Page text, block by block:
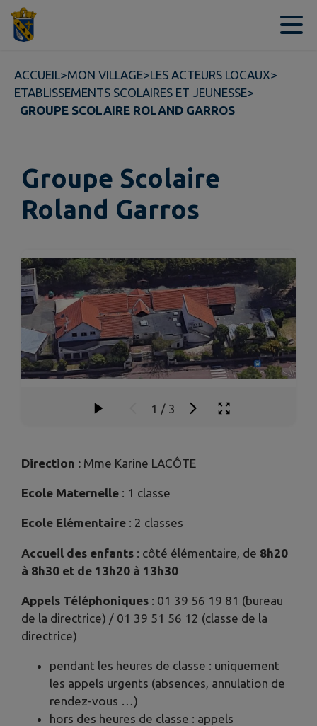
Contenu
ACCUEIL>MON VILLAGE>LES ACTEURS LOCAUX>
ETABLISSEMENTS SCOLAIRES ET JEUNESSE>
GROUPE SCOLAIRE ROLAND GARROS
Groupe Scolaire
Roland Garros
1 / 3
Direction : Mme Karine LACÔTE
Ecole Maternelle : 1 classe
Ecole Elémentaire : 2 classes
Accueil des enfants : côté élémentaire, de 8h20
à 8h30 et de 13h20 à 13h30
Appels Téléphoniques : 01 39 56 19 81 (bureau
de la directrice) / 01 39 51 56 12 (classe de la
directrice)
pendant les heures de classe : uniquement
les appels urgents (absences, annulation de
rendez-vous …)
hors des heures de classe : appels